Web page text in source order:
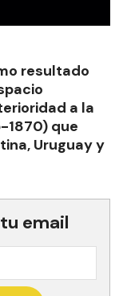
resultado
a la
1870) que
Uruguay y
email